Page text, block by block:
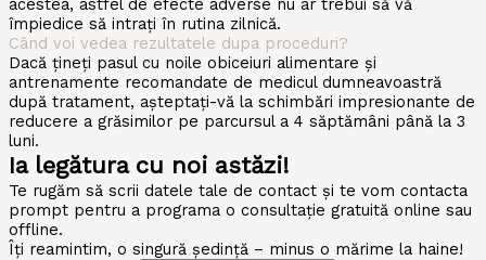
acestea, astfel de efecte adverse nu ar trebui să vă
împiedice să intrați în rutina zilnică.
Când voi vedea rezultatele dupa proceduri?
Dacă țineți pasul cu noile obiceiuri alimentare și
antrenamente recomandate de medicul dumneavoastră
după tratament, așteptați-vă la schimbări impresionante de
reducere a grăsimilor pe parcursul a 4 săptămâni până la 3
luni.
Ia legătura cu noi astăzi!
Te rugăm să scrii datele tale de contact și te vom contacta
prompt pentru a programa o consultație gratuită online sau
offline.
Îți reamintim, o singură ședință – minus o mărime la haine!